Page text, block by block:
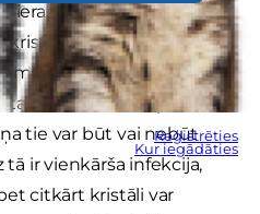
Reģistrēties
Kur iegādāties
nierakmeņos vai
kristāliņi ir tik mazi, ka to
mikroskops, taču tie
tad, kad vēl nav kļuvuši
tie var būt vai nebūt
tā ir vienkārša infekcija,
citkārt kristāli var